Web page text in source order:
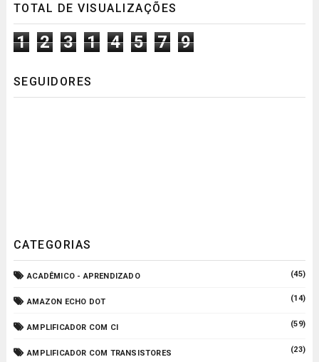
TOTAL DE VISUALIZAÇÕES
1 2 3 1 4 5 7 9
SEGUIDORES
CATEGORIAS
ACADÊMICO - APRENDIZADO (45)
AMAZON ECHO DOT (14)
AMPLIFICADOR COM CI (59)
AMPLIFICADOR COM TRANSISTORES (23)